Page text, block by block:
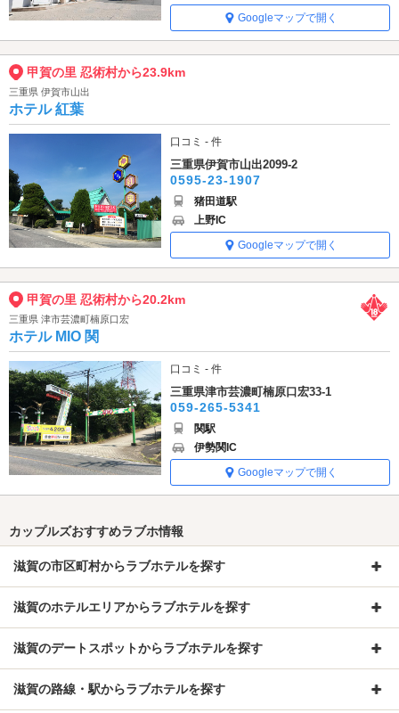
Googleマップで開く
甲賀の里 忍術村から23.9km
三重県 伊賀市山出
ホテル 紅葉
口コミ - 件
三重県伊賀市山出2099-2
0595-23-1907
猪田道駅
上野IC
Googleマップで開く
甲賀の里 忍術村から20.2km
三重県 津市芸濃町楠原口宏
ホテル MIO 関
口コミ - 件
三重県津市芸濃町楠原口宏33-1
059-265-5341
関駅
伊勢関IC
Googleマップで開く
カップルズおすすめラブホ情報
滋賀の市区町村からラブホテルを探す
滋賀のホテルエリアからラブホテルを探す
滋賀のデートスポットからラブホテルを探す
滋賀の路線・駅からラブホテルを探す